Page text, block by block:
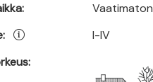
Vaatimaton
I-IV